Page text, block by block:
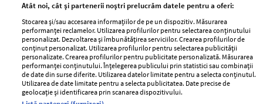
GSP
Unica
Baby
Retete
femei
Viva
Avantaje
Retete practice
Pariază responsabil! Decizia ONJN nr. 821/25.09.2025.
Atât noi, cât și partenerii noștri prelucrăm datele pentru a oferi:
Stocarea și/sau accesarea informațiilor de pe un dispozitiv. Măsurarea
performanței reclamelor. Utilizarea profilurilor pentru selectarea conținutului
personalizat. Dezvoltarea și îmbunătățirea serviciilor. Crearea profilurilor de
conținut personalizat. Utilizarea profilurilor pentru selectarea publicității
personalizate. Crearea profilurilor pentru publicitate personalizată. Măsurarea
performanței conținutului. Înțelegerea publicului prin statistici sau combinații
de date din surse diferite. Utilizarea datelor limitate pentru a selecta conținutul.
Utilizarea de date limitate pentru a selecta publicitatea. Date precise de
geolocație și identificarea prin scanarea dispozitivului.